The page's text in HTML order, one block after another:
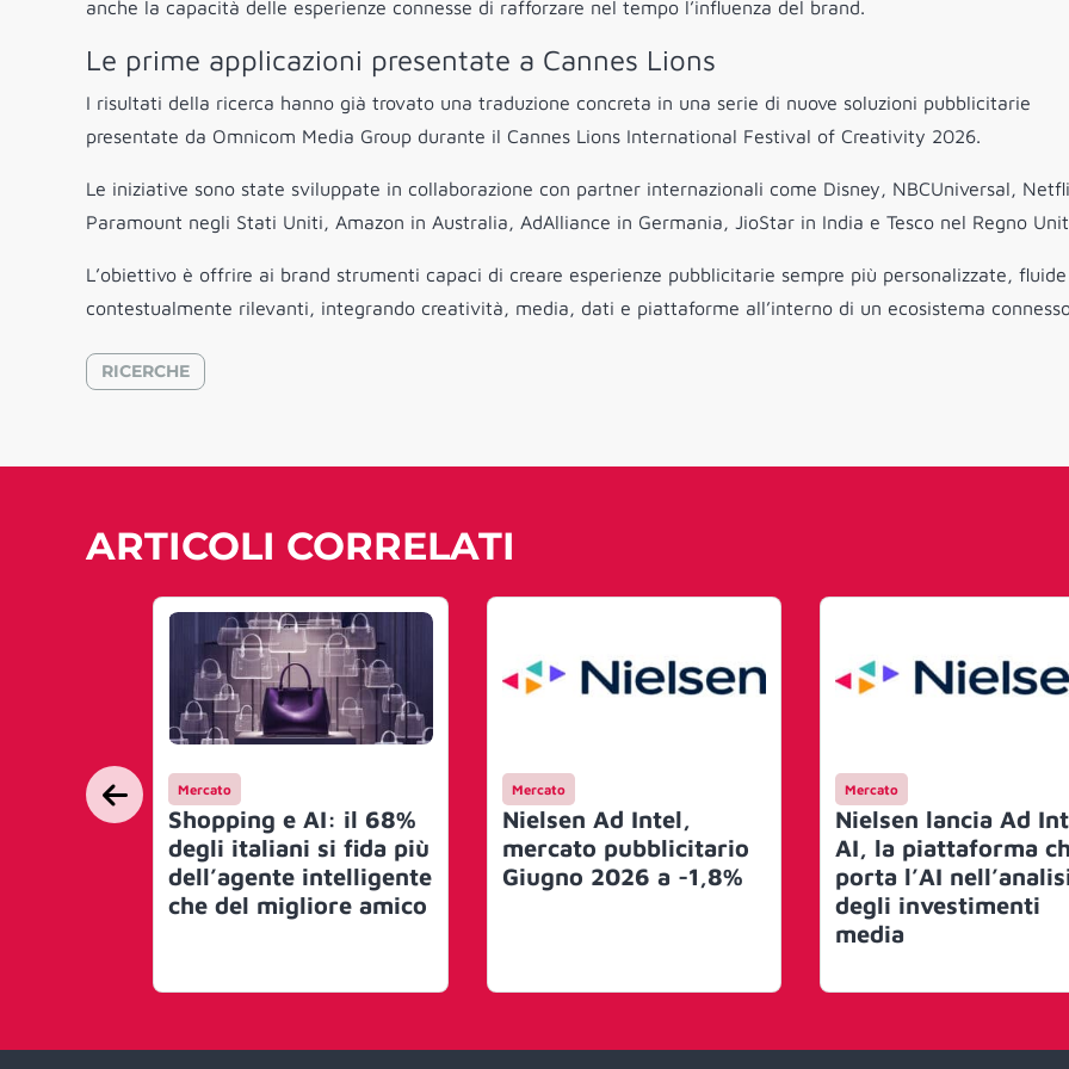
anche la capacità delle esperienze connesse di rafforzare nel tempo l’influenza del brand.
Le prime applicazioni presentate a Cannes Lions
I risultati della ricerca hanno già trovato una traduzione concreta in una serie di nuove soluzioni pubblicitarie
presentate da Omnicom Media Group durante il Cannes Lions International Festival of Creativity 2026.
Le iniziative sono state sviluppate in collaborazione con partner internazionali come Disney, NBCUniversal,
Paramount negli Stati Uniti, Amazon in Australia, AdAlliance in Germania, JioStar in India e Tesco nel Regno
L’obiettivo è offrire ai brand strumenti capaci di creare esperienze pubblicitarie sempre più personalizzate,
contestualmente rilevanti, integrando creatività, media, dati e piattaforme all’interno di un ecosistema
RICERCHE
ARTICOLI CORRELATI
Mercato
Shopping e AI: il 68%
degli italiani si fida più
dell’agente intelligente
che del migliore amico
Mercato
Nielsen Ad Intel,
mercato pubblicitario
Giugno 2026 a -1,8%
Mercato
Nielsen lancia Ad
AI, la piattaforma
porta l’AI
degli investimenti
media